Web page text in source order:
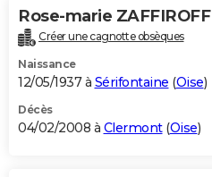
Rose-marie ZAFFIROFF
Créer une cagnotte obsèques
Naissance
12/05/1937 à Sérifontaine (Oise)
Décès
04/02/2008 à Clermont(Oise)